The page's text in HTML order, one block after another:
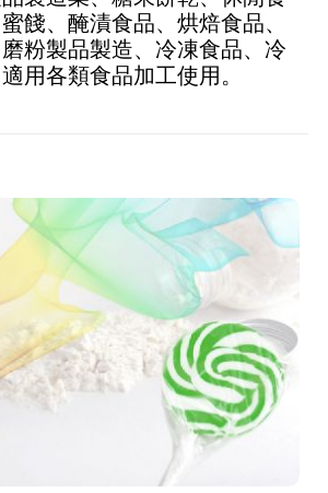
餞、醃漬食品、烘焙食品、
粉製品製造、冷凍食品、冷
用各類食品加工使用。